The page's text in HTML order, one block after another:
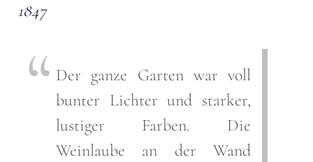
1847
Der ganze Garten war voll
bunter Lichter und starker,
lustiger Farben. Die
Weinlaube an der Wand